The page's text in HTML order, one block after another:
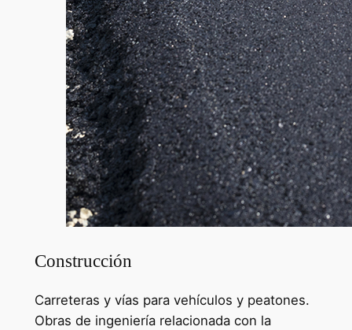
Construcción
Carreteras y vías para vehículos y peatones.
Obras de ingeniería relacionada con la